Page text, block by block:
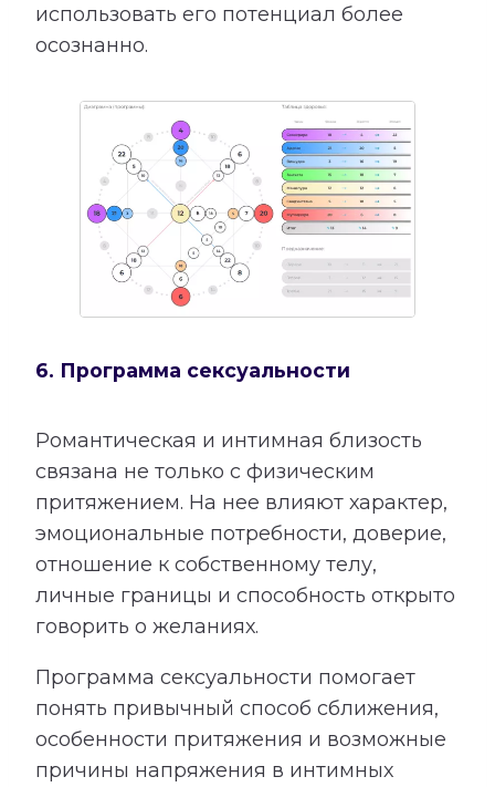
использовать его потенциал более
осознанно.
6. Программа сексуальности
Романтическая и интимная близость
связана не только с физическим
притяжением. На нее влияют характер,
эмоциональные потребности, доверие,
отношение к собственному телу,
личные границы и способность открыто
говорить о желаниях.
Программа сексуальности помогает
понять привычный способ сближения,
особенности притяжения и возможные
причины напряжения в интимных